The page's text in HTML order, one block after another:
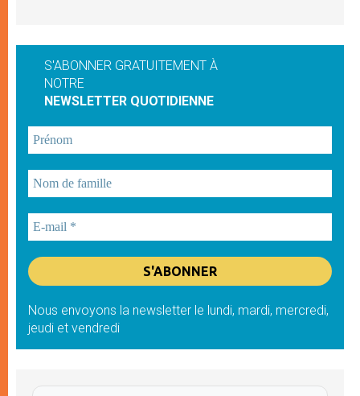
S'ABONNER GRATUITEMENT À
NOTRE
NEWSLETTER QUOTIDIENNE
Nous envoyons la newsletter le lundi, mardi, mercredi,
jeudi et vendredi